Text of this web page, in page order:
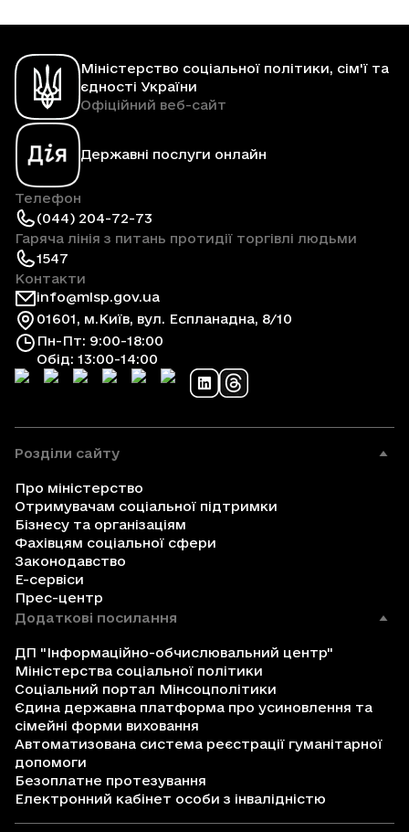
Міністерство соціальної політики, сім'ї та
єдності України
Офіційний веб-сайт
Державні послуги онлайн
Телефон
(044) 204-72-73
Гаряча лінія з питань протидії торгівлі людьми
1547
Контакти
info@mlsp.gov.ua
01601, м.Київ, вул. Еспланадна, 8/10
Пн-Пт: 9:00-18:00
Обід: 13:00-14:00
Розділи сайту
Про міністерство
Отримувачам соціальної підтримки
Бізнесу та організаціям
Фахівцям соціальної сфери
Законодавство
Е-сервіси
Прес-центр
Додаткові посилання
ДП "Інформаційно-обчислювальний центр"
Міністерства соціальної політики
Соціальний портал Мінсоцполітики
Єдина державна платформа про усиновлення та
сімейні форми виховання
Автоматизована система реєстрації гуманітарної
допомоги
Безоплатне протезування
Електронний кабінет особи з інвалідністю